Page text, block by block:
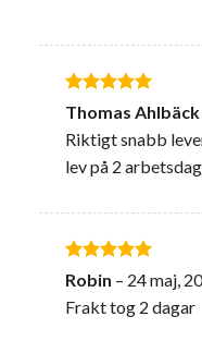
Betygsatt 5
av 5
Thomas Ahlbäck
Riktigt snabb
lev på 2
Betygsatt5
av 5
Robin – 24 maj,
Frakt tog 2 dagar